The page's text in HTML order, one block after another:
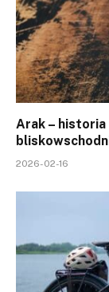
Arak –
2026-02-16